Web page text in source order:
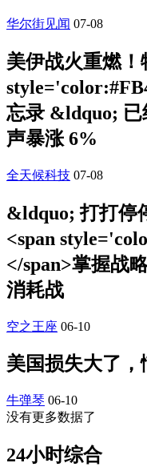
华尔街见闻 07-08
美伊战火重燃！
忘录 &ldquo;
声暴涨 6%
全天候科技 07-08
&ldquo; 打打停
<span
</span>掌握战
消耗战
空之王座 06-10
美国损失大了，
牛弹琴 06-10
没有更多数据了
24小时综合